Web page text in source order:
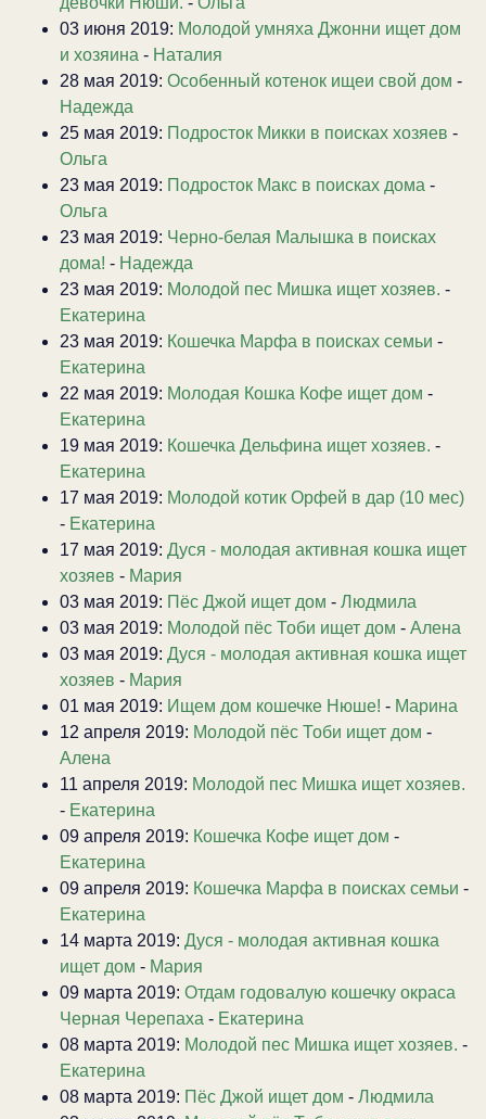
03 июня 2019: Молодой умняха Джонни ищет дом
и хозяина - Наталия
28 мая 2019: Особенный котенок ищеи свой дом -
Надежда
25 мая 2019: Подросток Микки в поисках хозяев -
Ольга
23 мая 2019: Подросток Макс в поисках дома -
Ольга
23 мая 2019: Черно-белая Малышка в поисках
дома! - Надежда
23 мая 2019: Молодой пес Мишка ищет хозяев. -
Екатерина
23 мая 2019: Кошечка Марфа в поисках семьи -
Екатерина
22 мая 2019: Молодая Кошка Кофе ищет дом -
Екатерина
19 мая 2019: Кошечка Дельфина ищет хозяев. -
Екатерина
17 мая 2019: Молодой котик Орфей в дар (10 мес)
- Екатерина
17 мая 2019: Дуся - молодая активная кошка ищет
хозяев - Мария
03 мая 2019: Пёс Джой ищет дом - Людмила
03 мая 2019: Молодой пёс Тоби ищет дом - Алена
03 мая 2019: Дуся - молодая активная кошка ищет
хозяев - Мария
01 мая 2019: Ищем дом кошечке Нюше! - Марина
12 апреля 2019: Молодой пёс Тоби ищет дом -
Алена
11 апреля 2019: Молодой пес Мишка ищет хозяев.
- Екатерина
09 апреля 2019: Кошечка Кофе ищет дом -
Екатерина
09 апреля 2019: Кошечка Марфа в поисках семьи -
Екатерина
14 марта 2019: Дуся - молодая активная кошка
ищет дом - Мария
09 марта 2019: Отдам годовалую кошечку окраса
Черная Черепаха - Екатерина
08 марта 2019: Молодой пес Мишка ищет хозяев. -
Екатерина
08 марта 2019: Пёс Джой ищет дом - Людмила